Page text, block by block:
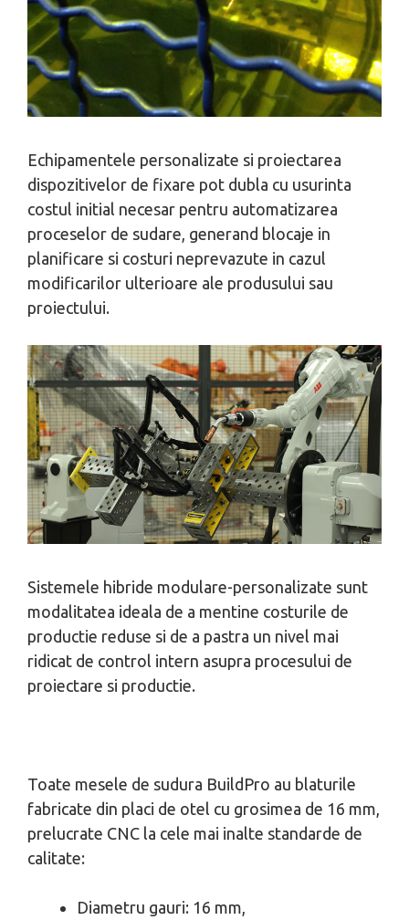
Echipamentele personalizate si proiectarea
dispozitivelor de fixare pot dubla cu usurinta
costul initial necesar pentru automatizarea
proceselor de sudare, generand blocaje in
planificare si costuri neprevazute in cazul
modificarilor ulterioare ale produsului sau
proiectului.
Sistemele hibride modulare-personalizate sunt
modalitatea ideala de a mentine costurile de
productie reduse si de a pastra un nivel mai
ridicat de control intern asupra procesului de
proiectare si productie.
Toate mesele de sudura BuildPro au blaturile
fabricate din placi de otel cu grosimea de 16 mm,
prelucrate CNC la cele mai inalte standarde de
calitate:
Diametru gauri: 16 mm,